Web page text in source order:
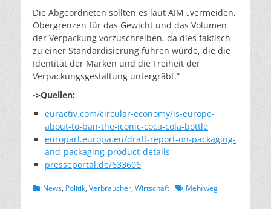
Die Abgeordneten sollten es laut AIM „vermeiden,
Obergrenzen für das Gewicht und das Volumen
der Verpackung vorzuschreiben, da dies faktisch
zu einer Standardisierung führen würde, die die
Identität der Marken und die Freiheit der
Verpackungsgestaltung untergräbt.“
->Quellen:
euractiv.com/circular-economy/is-europe-
about-to-ban-the-iconic-coca-cola-bottle
europarl.europa.eu/draft-report-on-packaging-
and-packaging-product-details
presseportal.de/633606
Kategorien
News, Politik, Verbraucher, Wirtschaft Schlagworte
Mehrweg